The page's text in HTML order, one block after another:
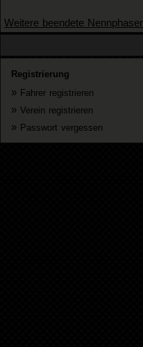
Weitere beendete
Registrierung
» Fahrer registrieren
» Verein registrieren
» Passwort vergessen